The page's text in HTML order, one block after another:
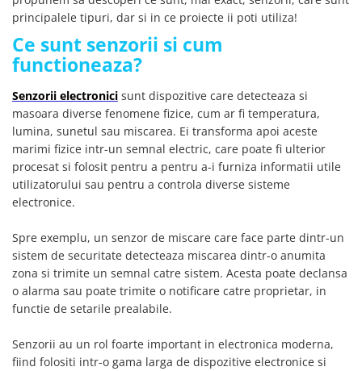
Unelte Multifunctionale
Surubelnite Electrice
Polizoare
Masini de Gaurit si Insurubat
Accesorii pentru Gaurit
Burghie pentru Metal
Genti pentru Scule si Unelte
Electronica
Unelte pentru Electronica
Microscoape Digitale
Osciloscoape Digitale
Generatoare de Semnal
Surse de Laborator
Letcon
Accesorii pentru Lipit
WEICON
WERA
WIHA
WAIT TOOLS
WEEEMAKE
YAHBOOM
YATO
ZUBR
principalele tipuri, dar si in ce proiecte ii poti utiliza!
Ce sunt senzorii si cum
functioneaza?
Senzorii electronici sunt dispozitive care detecteaza si
masoara diverse fenomene fizice, cum ar fi temperatura,
lumina, sunetul sau miscarea. Ei transforma apoi aceste
marimi fizice intr-un semnal electric, care poate fi ulterior
procesat si folosit pentru a pentru a-i furniza informatii utile
utilizatorului sau pentru a controla diverse sisteme
electronice.
Spre exemplu, un senzor de miscare care face parte dintr-un
sistem de securitate detecteaza miscarea dintr-o anumita
zona si trimite un semnal catre sistem. Acesta poate declansa
o alarma sau poate trimite o notificare catre proprietar, in
functie de setarile prealabile.
Senzorii au un rol foarte important in electronica moderna,
fiind folositi intr-o gama larga de dispozitive electronice si